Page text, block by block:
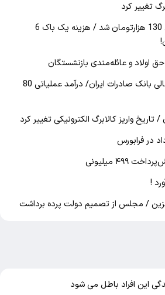
تغییر کرد
نرخ بنزین در تهران لیتری 130 هزارتومان شد / هزینه یک باک 6
اولاد و عائله‌مندی بازنشستگان
تغییر مثبت در عملکرد مالی بانک صادرات ایران/ درآمد عملیاتی 80
/ تاریخ واریز کالابرگ الکترونیکی تغییر کرد
!
/ مجلس از تصمیم دولت پرده برداشت
این افراد باطل می شود